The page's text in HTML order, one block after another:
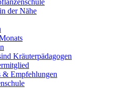
der Nähe
Kräuterpädagogen
& Empfehlungen